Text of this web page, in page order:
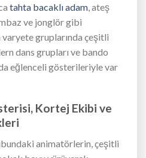
tahta bacaklı adam , ateş
ve jonglör gibi
varyete gruplarında çeşitli
dans grupları ve bando
eğlenceli gösterileriyle var
Kortej Ekibi ve
animatörlerin, çeşitli